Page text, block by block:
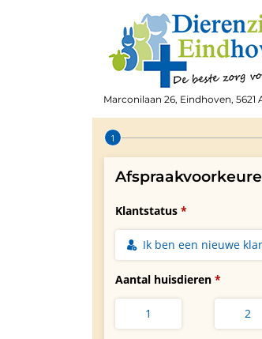
Marconilaan 26, Eindhoven,
Step 1 of 4
Klantstatus
Ik ben een nieuwe
Aantal huisdieren
1 2